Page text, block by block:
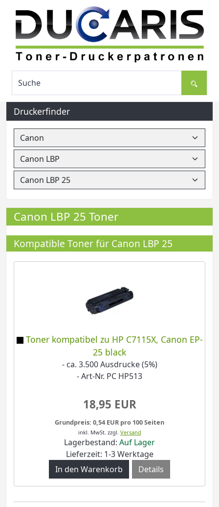
Druckerfinder
Canon LBP 25 Toner
Kompatible Toner für Canon LBP 25
Toner kompatibel zu HP C7115X, Canon EP-
25 black
- ca. 3.500 Ausdrucke (5%)
- Art-Nr. PC HP513
18,95 EUR
Grundpreis: 0,54 EUR pro 100 Seiten
inkl. MwSt. zzgl. Versand
Lagerbestand: Auf Lager
Lieferzeit: 1-3 Werktage
Details